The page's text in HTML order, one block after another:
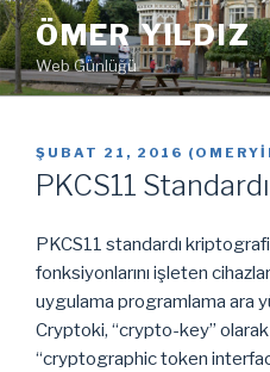
İçeriğe
geç ÖMER YILDIZ
Web Günlüğü
YAYIM
TARIHI
ŞUBAT 21, 2016 (
PKCS11
PKCS11 standardı
fonksiyonlarını işleten
uygulama programlama ara
Cryptoki, “crypto-key”
“cryptographic token